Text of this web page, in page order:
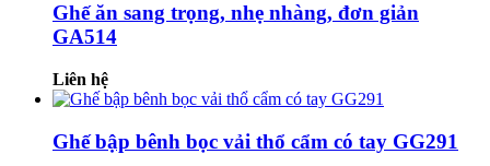
Ghế ăn sang trọng, nhẹ nhàng, đơn giản
GA514
Liên hệ
Ghế bập bênh bọc vải thổ cẩm có tay GG291